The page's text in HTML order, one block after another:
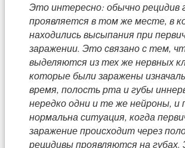
Это интересно: обычно рецидив
проявляется в том же месте, в
находились высыпания при
заражении. Это связано с тем,
выделяются из тех же нервных
которые были заражены
время, полость рта и губы
нередко одни и те же нейроны, и
нормальна ситуация, когда
заражение происходит через
рецидивы проявляются на